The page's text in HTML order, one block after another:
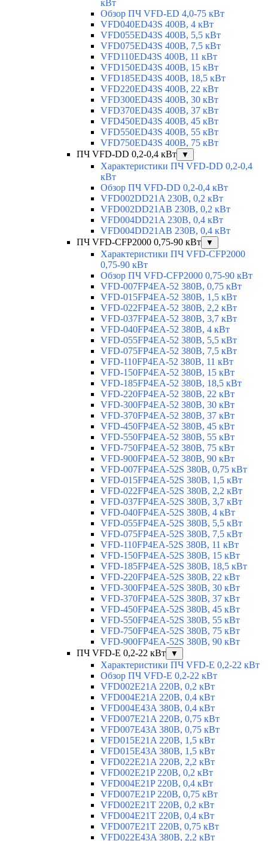
кВт
Обзор ПЧ VFD-ED 4,0-75 кВт
VFD040ED43S 400В, 4 кВт
VFD055ED43S 400В, 5,5 кВт
VFD075ED43S 400В, 7,5 кВт
VFD110ED43S 400В, 11 кВт
VFD150ED43S 400В, 15 кВт
VFD185ED43S 400В, 18,5 кВт
VFD220ED43S 400В, 22 кВт
VFD300ED43S 400В, 30 кВт
VFD370ED43S 400В, 37 кВт
VFD450ED43S 400В, 45 кВт
VFD550ED43S 400В, 55 кВт
VFD750ED43S 400В, 75 кВт
ПЧ VFD-DD 0,2-0,4 кВт
▼
Характеристики ПЧ VFD-DD 0,2-0,4
кВт
Обзор ПЧ VFD-DD 0,2-0,4 кВт
VFD002DD21A 230В, 0,2 кВт
VFD002DD21AB 230В, 0,2 кВт
VFD004DD21A 230В, 0,4 кВт
VFD004DD21AB 230В, 0,4 кВт
ПЧ VFD-CFP2000 0,75-90 кВт
▼
Характеристики ПЧ VFD-CFP2000
0,75-90 кВт
Обзор ПЧ VFD-CFP2000 0,75-90 кВт
VFD-007FP4EA-52 380В, 0,75 кВт
VFD-015FP4EA-52 380В, 1,5 кВт
VFD-022FP4EA-52 380В, 2,2 кВт
VFD-037FP4EA-52 380В, 3,7 кВт
VFD-040FP4EA-52 380В, 4 кВт
VFD-055FP4EA-52 380В, 5,5 кВт
VFD-075FP4EA-52 380В, 7,5 кВт
VFD-110FP4EA-52 380В, 11 кВт
VFD-150FP4EA-52 380В, 15 кВт
VFD-185FP4EA-52 380В, 18,5 кВт
VFD-220FP4EA-52 380В, 22 кВт
VFD-300FP4EA-52 380В, 30 кВт
VFD-370FP4EA-52 380В, 37 кВт
VFD-450FP4EA-52 380В, 45 кВт
VFD-550FP4EA-52 380В, 55 кВт
VFD-750FP4EA-52 380В, 75 кВт
VFD-900FP4EA-52 380В, 90 кВт
VFD-007FP4EA-52S 380В, 0,75 кВт
VFD-015FP4EA-52S 380В, 1,5 кВт
VFD-022FP4EA-52S 380В, 2,2 кВт
VFD-037FP4EA-52S 380В, 3,7 кВт
VFD-040FP4EA-52S 380В, 4 кВт
VFD-055FP4EA-52S 380В, 5,5 кВт
VFD-075FP4EA-52S 380В, 7,5 кВт
VFD-110FP4EA-52S 380В, 11 кВт
VFD-150FP4EA-52S 380В, 15 кВт
VFD-185FP4EA-52S 380В, 18,5 кВт
VFD-220FP4EA-52S 380В, 22 кВт
VFD-300FP4EA-52S 380В, 30 кВт
VFD-370FP4EA-52S 380В, 37 кВт
VFD-450FP4EA-52S 380В, 45 кВт
VFD-550FP4EA-52S 380В, 55 кВт
VFD-750FP4EA-52S 380В, 75 кВт
VFD-900FP4EA-52S 380В, 90 кВт
ПЧ VFD-E 0,2-22 кВт
▼
Характеристики ПЧ VFD-E 0,2-22 кВт
Обзор ПЧ VFD-E 0,2-22 кВт
VFD002E21A 220В, 0,2 кВт
VFD004E21A 220В, 0,4 кВт
VFD004E43A 380В, 0,4 кВт
VFD007E21A 220В, 0,75 кВт
VFD007E43A 380В, 0,75 кВт
VFD015E21A 220В, 1,5 кВт
VFD015E43A 380В, 1,5 кВт
VFD022E21A 220В, 2,2 кВт
VFD002E21P 220В, 0,2 кВт
VFD004E21P 220В, 0,4 кВт
VFD007E21P 220В, 0,75 кВт
VFD002E21T 220В, 0,2 кВт
VFD004E21T 220В, 0,4 кВт
VFD007E21T 220В, 0,75 кВт
VFD022E43A 380В, 2,2 кВт